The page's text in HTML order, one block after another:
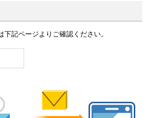
記ページよりご確認ください。